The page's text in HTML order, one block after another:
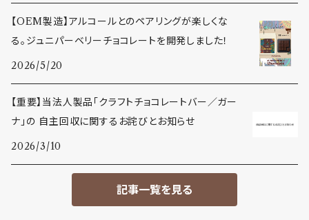
【OEM製造】アルコールとのペアリングが楽しくな
る。ジュニパーベリーチョコレートを開発しました！
2026/5/20
【重要】当法人製品「クラフトチョコレートバー／ガー
ナ」の 自主回収に関するお詫びとお知らせ
2026/3/10
記事一覧を見る